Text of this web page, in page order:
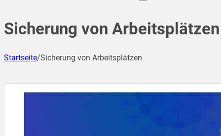
Sicherung von Arbeitsplätzen
Startseite/Sicherung von Arbeitsplätzen